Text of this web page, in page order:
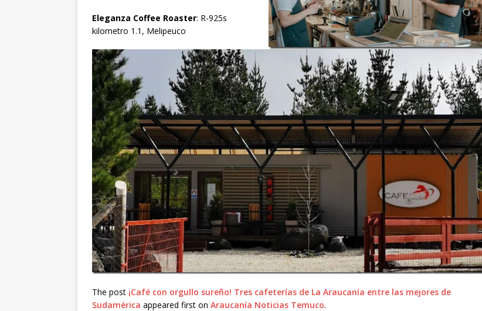
Eleganza Coffee Roaster: R-925s
kilometro 1.1, Melipeuco
The post ¡Café con orgullo sureño! Tres cafeterías de La Araucanía entre las mejores de
Sudamérica appeared first on Araucanía Noticias Temuco.